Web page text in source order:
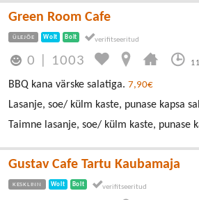
Green Room Cafe
ÜLEJÕE Wolt Bolt
0 1003
BBQ kana värske salatiga. 7,90€
Lasanje, soe/ külm kaste, punase kapsa
Taimne lasanje, soe/ külm kaste, punase
Gustav Cafe Tartu Kaubamaja
KESKLINN Wolt Bolt